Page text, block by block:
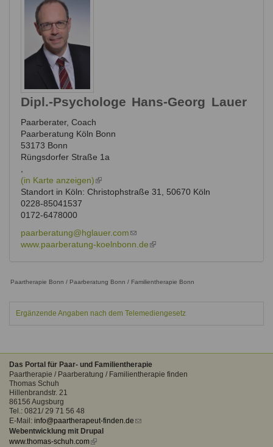
Dipl.-Psychologe Hans-Georg Lauer
Paarberater, Coach
Paarberatung Köln Bonn
53173 Bonn
Rüngsdorfer Straße 1a
,
(in Karte anzeigen)(link
is
Standort in Köln: Christophstraße 31, 50670 Köln
0228-85041537
0172-6478000
paarberatung@hglauer.com(link
sends
www.paarberatung-koelnbonn.de(link
Paartherapie Bonn / Paarberatung Bonn / Familientherapie Bonn
Ergänzende Angaben nach dem Telemediengesetz
Das Portal für Paar- und Familientherapie
Paartherapie / Paarberatung / Familientherapie finden
Thomas Schuh
Hillenbrandstr. 21
86156 Augsburg
Tel.: 0821/ 29 71 56 48
E-Mail: info@paartherapeut-finden.de (link
Webentwicklung mit Drupal
www.thomas-schuh.com(link